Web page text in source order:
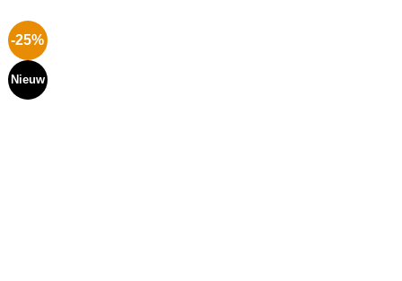
-25%
Nieuw